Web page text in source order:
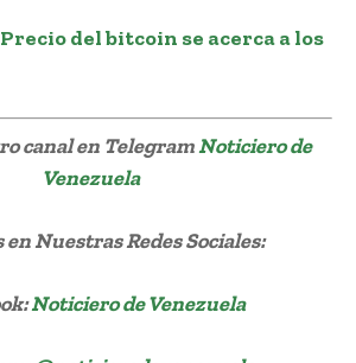
del bitcoin se acerca a los
canal en TelegramNoticiero de
Venezuela
en Nuestras Redes Sociales:
Noticiero de Venezuela